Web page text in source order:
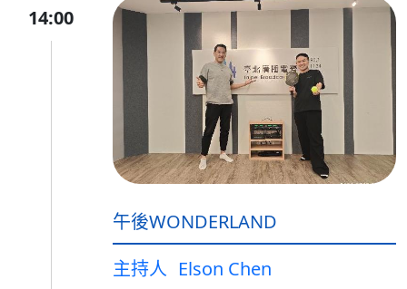
14:00
午後WONDERLAND
主持人 Elson Chen